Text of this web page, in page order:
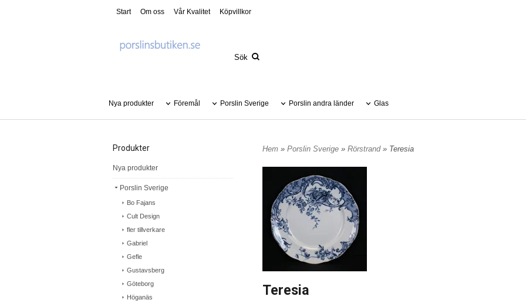
Start Om oss Vår Kvalitet Köpvillkor
Nya produkter Föremål Porslin Sverige Porslin andra länder Glas
Produkter
Nya produkter
Porslin Sverige
Bo Fajans
Cult Design
fler tillverkare
Gabriel
Gefle
Gustavsberg
Göteborg
Höganäs
Hem » Porslin Sverige » Rörstrand » Teresia
Teresia